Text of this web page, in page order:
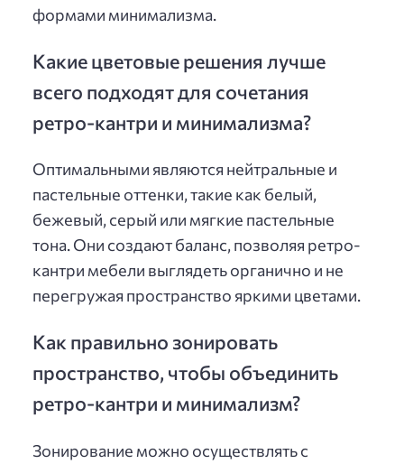
формами минимализма.
Какие цветовые решения лучше
всего подходят для сочетания
ретро-кантри и минимализма?
Оптимальными являются нейтральные и
пастельные оттенки, такие как белый,
бежевый, серый или мягкие пастельные
тона. Они создают баланс, позволяя ретро-
кантри мебели выглядеть органично и не
перегружая пространство яркими цветами.
Как правильно зонировать
пространство, чтобы объединить
ретро-кантри и минимализм?
Зонирование можно осуществлять с